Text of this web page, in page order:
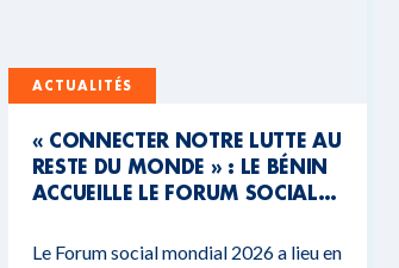
ACTUALITÉS
« CONNECTER NOTRE LUTTE AU
RESTE DU MONDE » : LE BÉNIN
ACCUEILLE LE FORUM SOCIAL
Le Forum social mondial 2026 a lieu en